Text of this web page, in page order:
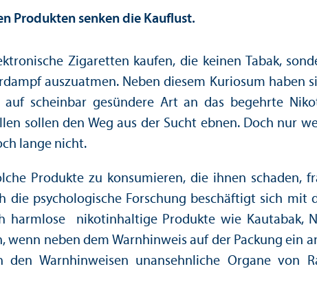
Produkten senken die Kauflust.
Zigaretten kaufen, die keinen Tabak,
auszuatmen. Neben diesem Kuriosum
scheinbar gesündere Art an das begehrte
sollen den Weg aus der Sucht ebnen. Doch nur
lange nicht.
Produkte zu konsumieren, die ihnen schaden,
psychologische Forschung beschäftigt sich mit
harmlose nikotinhaltige Produkte wie Kautabak,
neben dem Warnhinweis auf der Packung ein
Warnhinweisen unansehnliche Organe von